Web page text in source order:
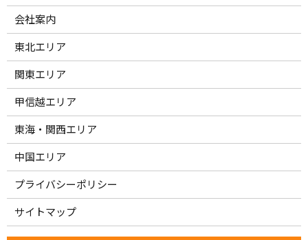
会社案内
東北エリア
関東エリア
甲信越エリア
東海・関西エリア
中国エリア
プライバシーポリシー
サイトマップ